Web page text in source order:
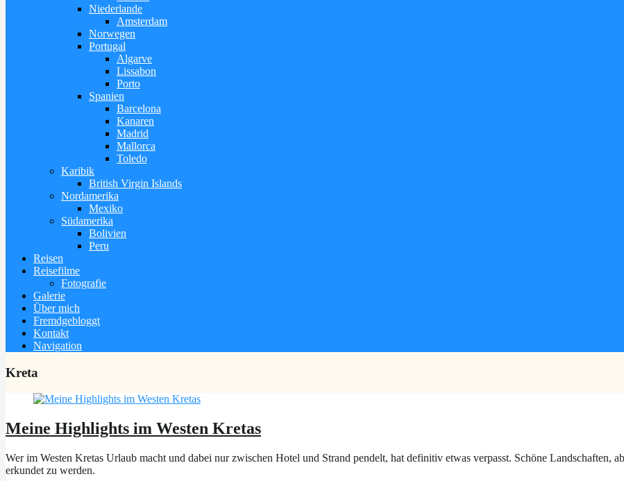
Niederlande
Amsterdam
Norwegen
Portugal
Algarve
Lissabon
Porto
Spanien
Barcelona
Kanaren
Madrid
Mallorca
Toledo
Karibik
British Virgin Islands
Nordamerika
Mexiko
Südamerika
Bolivien
Peru
Reisen
Reisefilme
Fotografie
Galerie
Über mich
Fremdgebloggt
Kontakt
Navigation
Kreta
Meine Highlights im Westen Kretas
Wer im Westen Kretas Urlaub macht und dabei nur zwischen Hotel und Strand pendelt, hat definitiv etwas verpasst. Schöne Landschaften,
erkundet zu werden.